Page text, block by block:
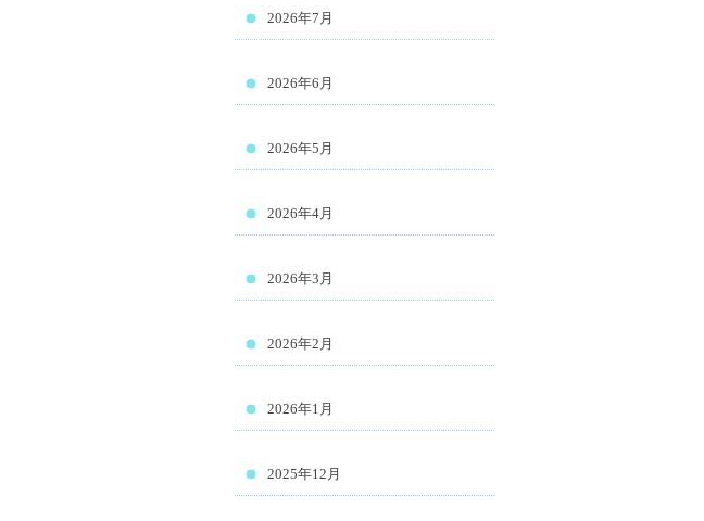
2026年7月
2026年6月
2026年5月
2026年4月
2026年3月
2026年2月
2026年1月
2025年12月